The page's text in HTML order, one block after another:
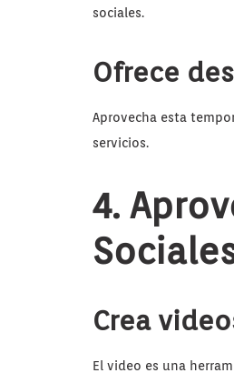
sociales.
Ofrece
Aprovecha esta
servicios.
4.
Crea
El video es una